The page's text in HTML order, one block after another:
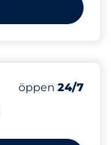
Antal
Totalt antal
Electric Car
Fredag&nbsp
öppen 24/7